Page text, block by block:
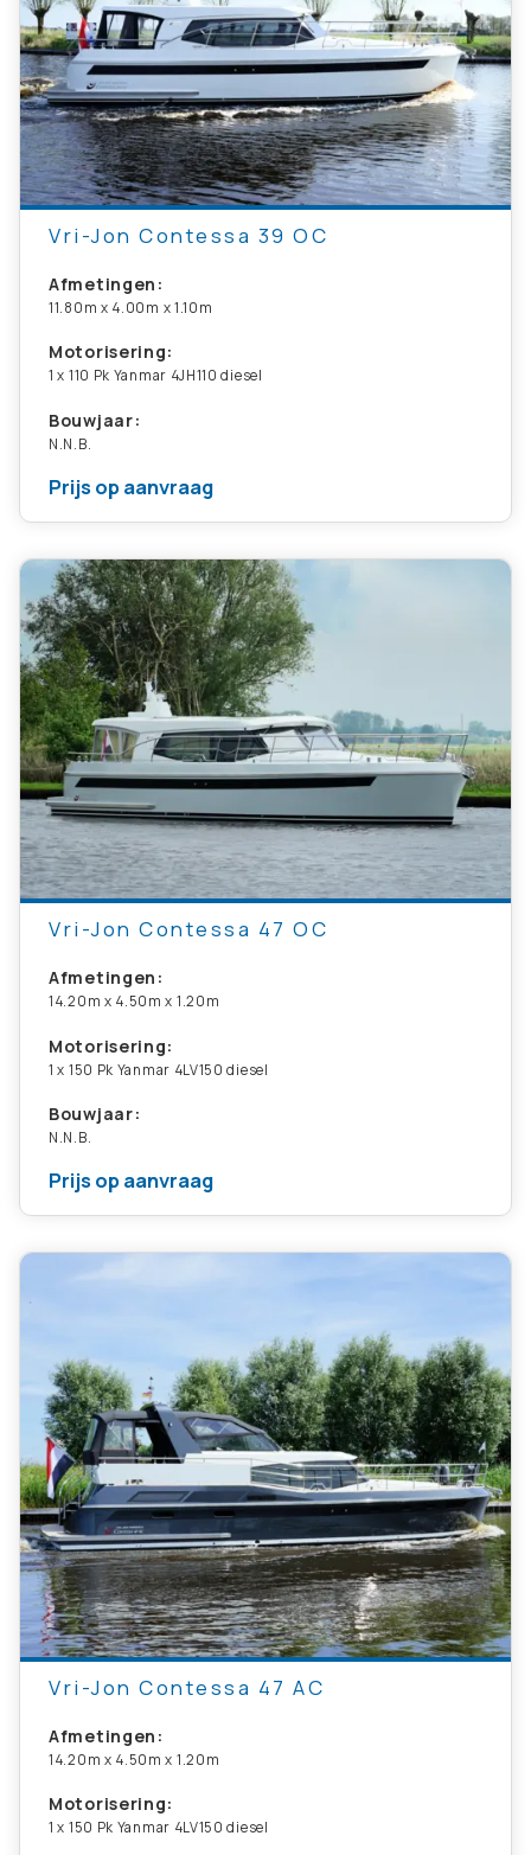
Vri-Jon Contessa 39 OC
Afmetingen:
11.80m x 4.00m x 1.10m
Motorisering:
1 x 110 Pk Yanmar 4JH110 diesel
Bouwjaar:
N.N.B.
Prijs op aanvraag
Vri-Jon Contessa 47 OC
Afmetingen:
14.20m x 4.50m x 1.20m
Motorisering:
1 x 150 Pk Yanmar 4LV150 diesel
Bouwjaar:
N.N.B.
Prijs op aanvraag
Vri-Jon Contessa 47 AC
Afmetingen:
14.20m x 4.50m x 1.20m
Motorisering:
1 x 150 Pk Yanmar 4LV150 diesel